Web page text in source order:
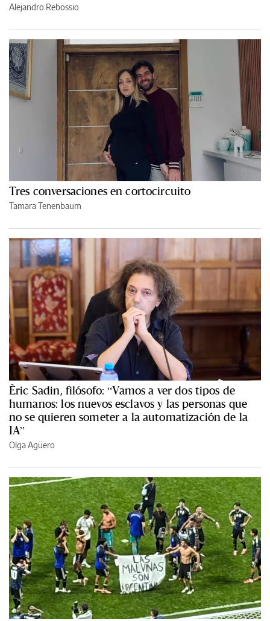
Alejandro Rebossio
Tres conversaciones en cortocircuito
Tamara Tenenbaum
Èric Sadin, filósofo: “Vamos a ver dos tipos de
humanos: los nuevos esclavos y las personas que
no se quieren someter a la automatización de la
IA”
Olga Agüero